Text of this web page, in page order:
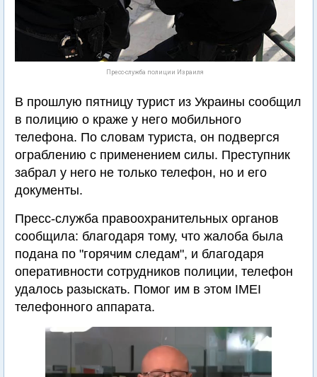
Пресс-служба полиции Израиля
В прошлую пятницу турист из Украины сообщил
в полицию о краже у него мобильного
телефона. По словам туриста, он подвергся
ограблению с применением силы. Преступник
забрал у него не только телефон, но и его
документы.
Пресс-служба правоохранительных органов
сообщила: благодаря тому, что жалоба была
подана по "горячим следам", и благодаря
оперативности сотрудников полиции, телефон
удалось разыскать. Помог им в этом IMEI
телефонного аппарата.